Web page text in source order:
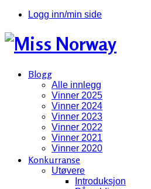
Logg inn/min side
Blogg
Alle innlegg
Vinner 2025
Vinner 2024
Vinner 2023
Vinner 2022
Vinner 2021
Vinner 2020
Konkurranse
Utøvere
Introduksjon